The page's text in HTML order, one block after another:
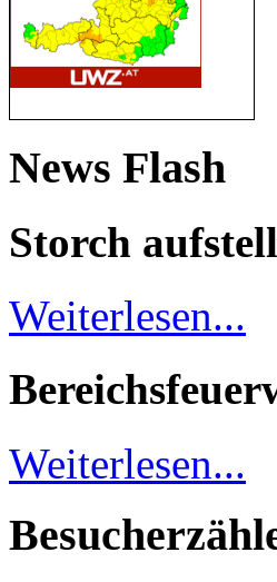
News Flash
Storch
Weiterlesen...
Weiterlesen...